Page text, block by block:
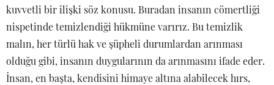
kuvvetli bir ilişki söz konusu. Buradan insanın cömertliği
nispetinde temizlendiği hükmüne varırız. Bu temizlik
malın, her türlü hak ve şüpheli durumlardan arınması
olduğu gibi, insanın duygularının da arınmasını ifade eder.
İnsan, en başta, kendisini himaye altına alabilecek hırs,